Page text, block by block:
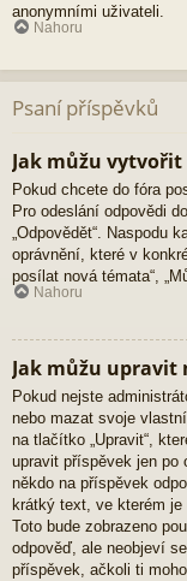
anonymními uživateli.
Nahoru
Psaní příspěvků
Jak můžu
Pokud chcete do fóra
Pro odeslání odpovědi
„Odpovědět“. Naspodu
oprávnění, které v
posílat nová témata“,
Nahoru
Jak můžu upravit
Pokud nejste
nebo mazat svoje
na tlačítko „Upravit“,
upravit příspěvek jen po
někdo na příspěvek
krátký text, ve kterém
Toto bude zobrazeno
odpověď, ale neobjeví
příspěvek, ačkoli ti